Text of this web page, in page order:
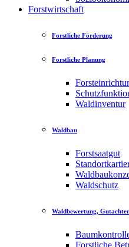
Forstwirtschaft
Forstliche Förderung
Forstliche Planung
Waldinventur
Waldbau
Forstsaatgut
Waldschutz
Waldbewertung,
Forstliche